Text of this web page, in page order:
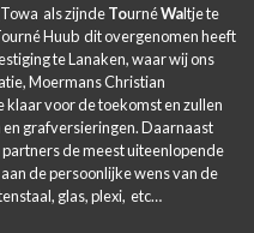
als zijndeTournéWaltje te
Huub dit overgenomen heeft
te Lanaken, waar wij ons
Moermans Christian
klaar voor de toekomst en zullen
grafversieringen. Daarnaast
de meest uiteenlopende
de persoonlijke wens van de
glas, plexi, etc…